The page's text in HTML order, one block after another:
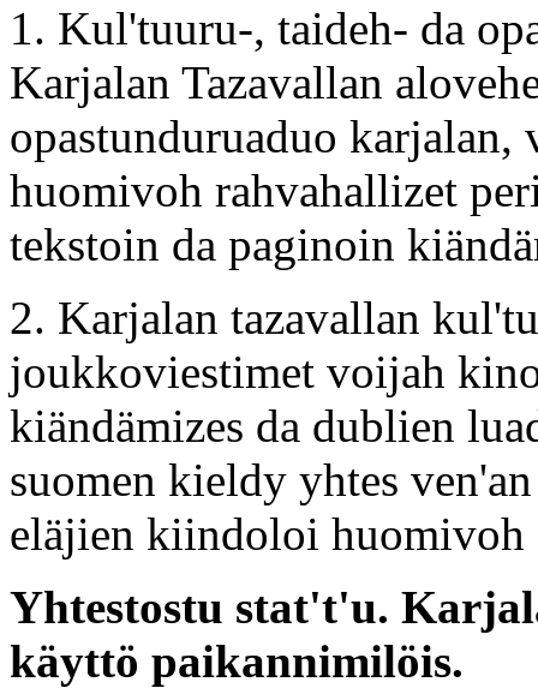
1. Kul'tuuru-, taideh- da
Karjalan Tazavallan
opastunduruaduo karjalan,
huomivoh rahvahallizet
tekstoin da paginoin
2. Karjalan tazavallan
joukkoviestimet voijah
kiändämizes da dublien
suomen kieldy yhtes
eläjien kiindoloi huomivoh
Yhtestostu stat't'u.
käyttö paikannimilöis.